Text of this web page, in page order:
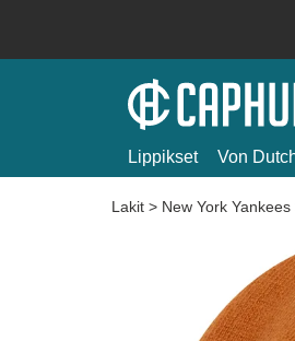
Lippikset Von
Lakit > New York Yankees